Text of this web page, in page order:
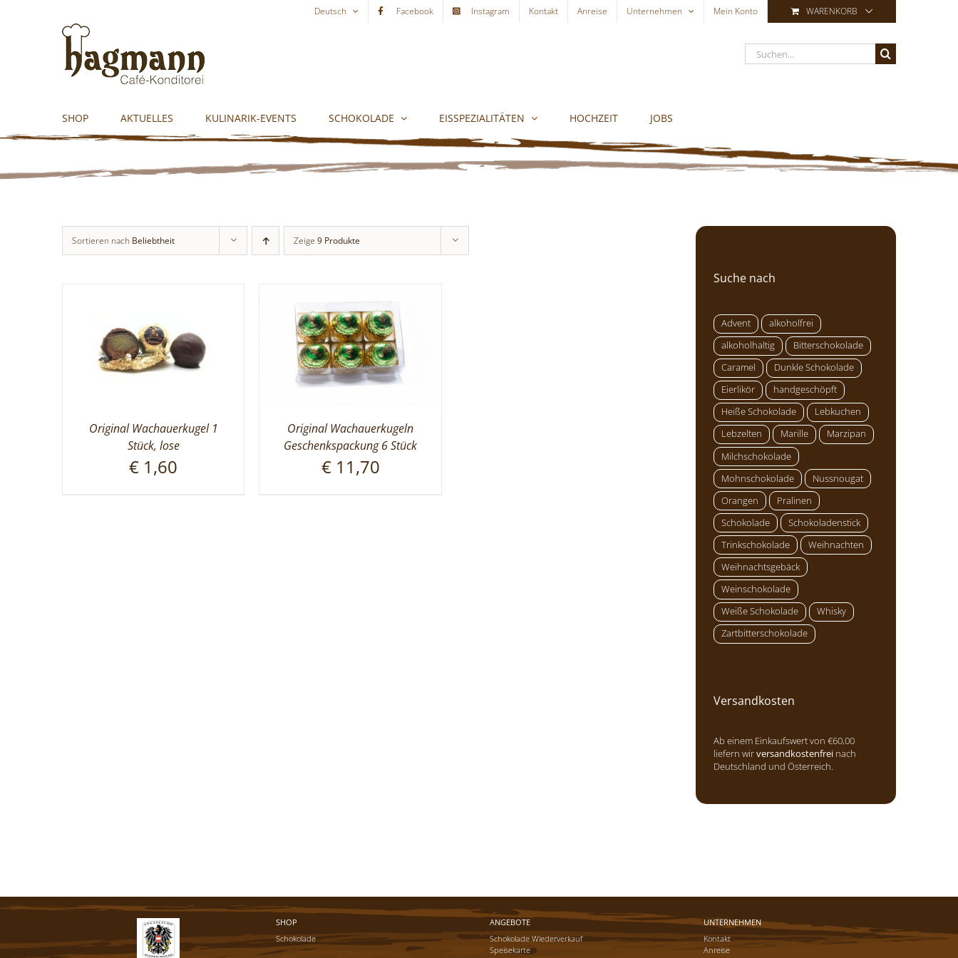
Deutsch Facebook Instagram Kontakt Anreise Unternehmen Mein Konto WARENKORB
Suche
nach:
SHOP AKTUELLES KULINARIK-EVENTS SCHOKOLADE EISSPEZIALITÄTEN HOCHZEIT JOBS
Sortieren nach Beliebtheit Zeige 9 Produkte
Original Wachauerkugel 1
Stück, lose
€ 1,60
Original Wachauerkugeln
Geschenkspackung 6 Stück
€11,70
Suche nach
Advent
alkoholfrei
alkoholhaltig
Bitterschokolade
Caramel
Dunkle Schokolade
Eierlikör
handgeschöpft
Heiße Schokolade
Lebkuchen
Lebzelten
Marille
Marzipan
Milchschokolade
Mohnschokolade
Nussnougat
Orangen
Pralinen
Schokolade
Schokoladenstick
Trinkschokolade
Weihnachten
Weihnachtsgebäck
Weinschokolade
Weiße Schokolade
Whisky
Zartbitterschokolade
Versandkosten
Ab einem Einkaufswert von €60,00
liefern wirversandkostenfrei nach
Deutschland und Österreich.
SHOP
Schokolade
ANGEBOTE
Schokolade Wiederverkauf
Speisekarte
UNTERNEHMEN
Kontakt
Anreise